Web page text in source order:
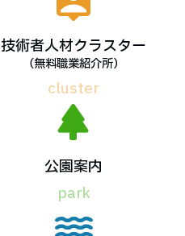
技術者人材クラスター
（無料職業紹介所）
公園案内